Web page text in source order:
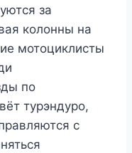
за
колонны на
мотоциклисты
по
турэндуро,
с